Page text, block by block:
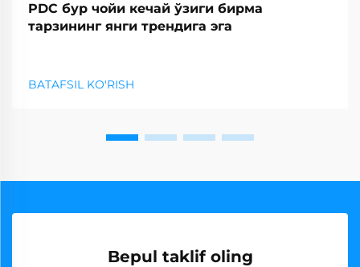
PDC бур чойи кечай ўзиги бирма
тарзининг янги трендига эга
BATAFSIL KO'RISH
Bepul taklif oling